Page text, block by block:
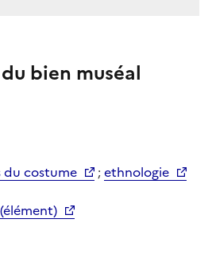
bien muséal
du costume
;ethnologie